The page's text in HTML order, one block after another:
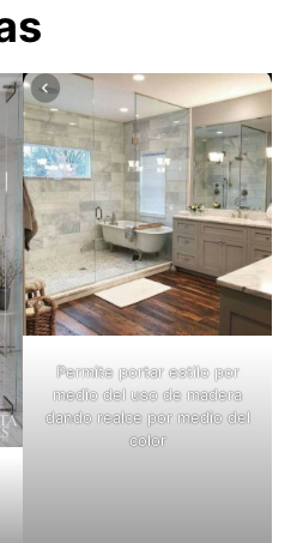
Permite portar estilo por
medio del uso de madera
dando realce por medio del
color